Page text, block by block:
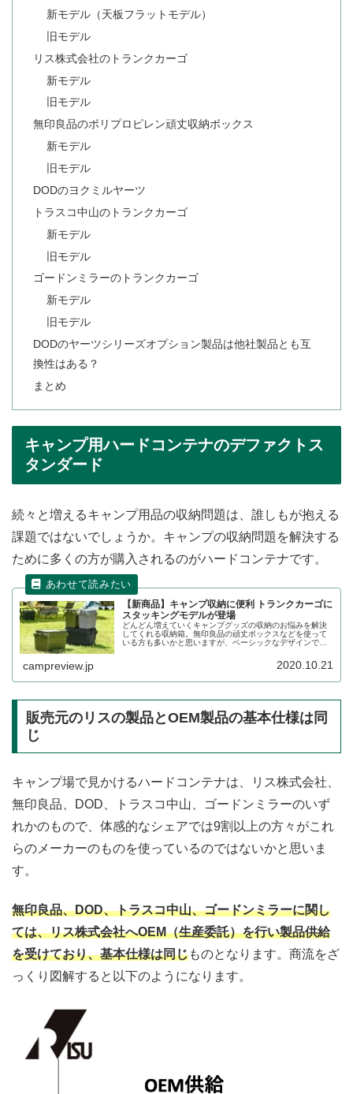
新モデル（天板フラットモデル）
旧モデル
リス株式会社のトランクカーゴ
新モデル
旧モデル
無印良品のポリプロピレン頑丈収納ボックス
新モデル
旧モデル
DODのヨクミルヤーツ
トラスコ中山のトランクカーゴ
新モデル
旧モデル
ゴードンミラーのトランクカーゴ
新モデル
旧モデル
DODのヤーツシリーズオプション製品は他社製品とも互
換性はある？
まとめ
キャンプ用ハードコンテナのデファクトス
タンダード
続々と増えるキャンプ用品の収納問題は、誰しもが抱える
課題ではないでしょうか。キャンプの収納問題を解決する
ために多くの方が購入されるのがハードコンテナです。
【新商品】キャンプ収納に便利 トランクカーゴに
スタッキングモデルが登場
どんどん増えていくキャンプグッズの収納のお悩みを解決
してくれる収納箱。無印良品の頑丈ボックスなどを使って
いる方も多いかと思いますが、ベーシックなデザインで扱
campreview.jp 2020.10.21
販売元のリスの製品とOEM製品の基本仕様は同
じ
キャンプ場で見かけるハードコンテナは、リス株式会社、
無印良品、DOD、トラスコ中山、ゴードンミラーのいず
れかのもので、体感的なシェアでは9割以上の方々がこれ
らのメーカーのものを使っているのではないかと思いま
す。
無印良品、DOD、トラスコ中山、ゴードンミラーに関し
ては、リス株式会社へOEM（生産委託）を行い製品供給
を受けており、基本仕様は同じものとなります。商流をざ
っくり図解すると以下のようになります。